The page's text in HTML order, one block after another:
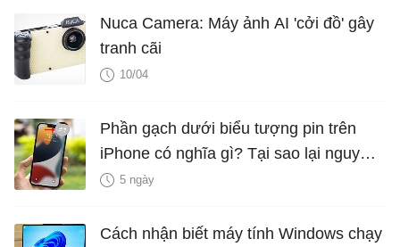
Nuca Camera: Máy ảnh AI 'cởi đồ' gây
tranh cãi
10/04
Phần gạch dưới biểu tượng pin trên
iPhone có nghĩa gì? Tại sao lại nguy
hiểm?
5 ngày
Cách nhận biết máy tính Windows chạy